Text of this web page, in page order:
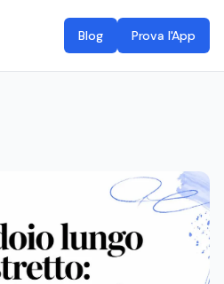
Blog Prova l'App